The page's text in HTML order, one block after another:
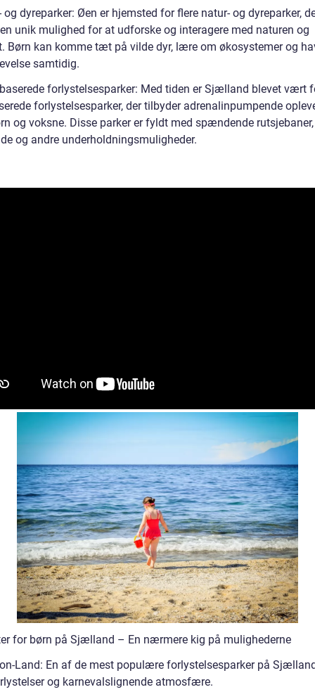
og dyreparker: Øen er hjemsted for flere natur- og dyreparker,
unik mulighed for at udforske og interagere med naturen og
Børn kan komme tæt på vilde dyr, lære om økosystemer og
samtidig.
forlystelsesparker: Med tiden er Sjælland blevet vært
forlystelsesparker, der tilbyder adrenalinpumpende
og voksne. Disse parker er fyldt med spændende rutsjebaner,
og andre underholdningsmuligheder.
for børn på Sjælland – En nærmere kig på mulighederne
Land: En af de mest populære forlystelsesparker på
og karnevalslignende atmosfære.